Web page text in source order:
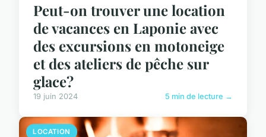
Peut-on trouver une location
de vacances en Laponie avec
des excursions en motoneige
et des ateliers de pêche sur
glace?
19 juin 2024 5 min de lecture →
LOCATION